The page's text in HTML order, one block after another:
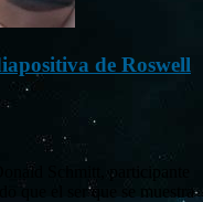
de Roswell
Schmitt, participante
que el ser que se muestra